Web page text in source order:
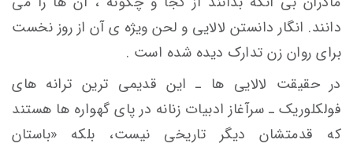
دانند. انگار دانستن لالایی و لحن ویژه ی آن از روز نخست
برای روان زن تدارک دیده شده است .
در حقیقت لالایی ها ـ این قدیمی ترین ترانه های
فولکلوریک ـ سرآغاز ادبیات زنانه در پای گهواره ها هستند
که قدمتشان دیگر تاریخی نیست، بلکه «باستان